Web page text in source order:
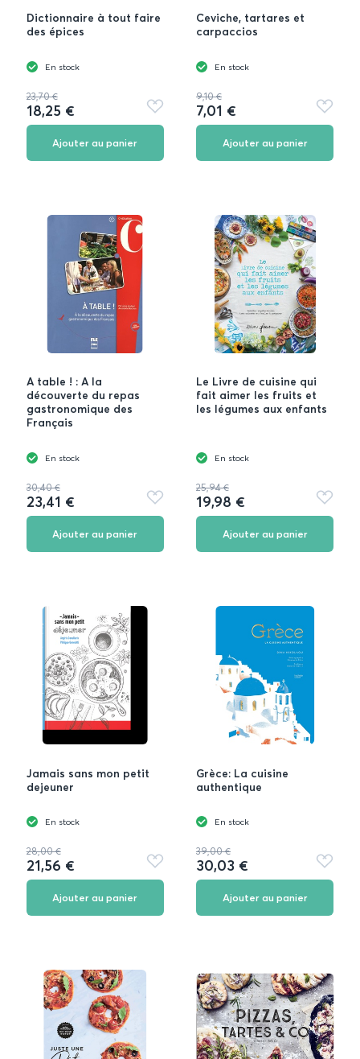
Dictionnaire à tout faire
des épices
En stock
23,70 €
18,25 €
Ajouter
aux
Ajouter au panier
Ceviche, tartares et
carpaccios
En stock
9,10 €
7,01 €
Ajouter
aux
Ajouter au panier
A table ! : A la
découverte du repas
gastronomique des
Français
En stock
30,40 €
23,41 €
Ajouter
aux
Ajouter au panier
Le Livre de cuisine qui
fait aimer les fruits et
les légumes aux enfants
En stock
25,94 €
19,98 €
Ajouter
aux
Ajouter au panier
Jamais sans mon petit
dejeuner
En stock
28,00 €
21,56 €
Ajouter
aux
Ajouter au panier
Grèce: La cuisine
authentique
En stock
39,00 €
30,03 €
Ajouter
aux
Ajouter au panier